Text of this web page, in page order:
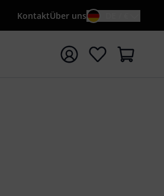
KontaktÜber uns
starten